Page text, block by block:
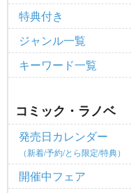
特典付き
ジャンル一覧
キーワード一覧
コミック・ラノベ
発売日カレンダー
（新着/予約/とら限定/特典）
開催中フェア